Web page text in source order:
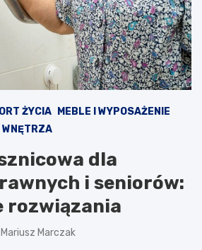
ŻYCIA
MEBLE I WYPOSAŻENIE
WNĘTRZA
dla
i seniorów:
rozwiązania
Mariusz Marczak